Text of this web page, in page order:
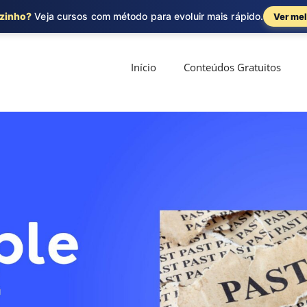
Início Conteúdos Gratuitos
Veja cursos com método para evoluir mais rápido. Ver